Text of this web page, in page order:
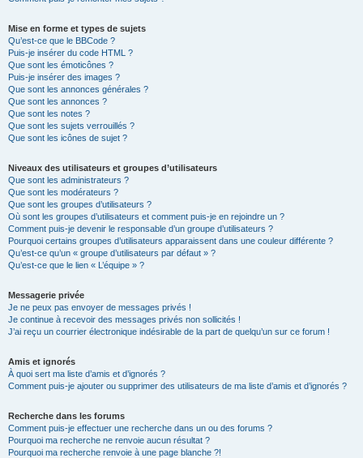
Mise en forme et types de sujets
Qu’est-ce que le BBCode ?
Puis-je insérer du code HTML ?
Que sont les émoticônes ?
Puis-je insérer des images ?
Que sont les annonces générales ?
Que sont les annonces ?
Que sont les notes ?
Que sont les sujets verrouillés ?
Que sont les icônes de sujet ?
Niveaux des utilisateurs et groupes d’utilisateurs
Que sont les administrateurs ?
Que sont les modérateurs ?
Que sont les groupes d’utilisateurs ?
Où sont les groupes d’utilisateurs et comment puis-je en rejoindre un ?
Comment puis-je devenir le responsable d’un groupe d’utilisateurs ?
Pourquoi certains groupes d’utilisateurs apparaissent dans une couleur différente ?
Qu’est-ce qu’un « groupe d’utilisateurs par défaut » ?
Qu’est-ce que le lien « L’équipe » ?
Messagerie privée
Je ne peux pas envoyer de messages privés !
Je continue à recevoir des messages privés non sollicités !
J’ai reçu un courrier électronique indésirable de la part de quelqu’un sur ce forum !
Amis et ignorés
À quoi sert ma liste d’amis et d’ignorés ?
Comment puis-je ajouter ou supprimer des utilisateurs de ma liste d’amis et d’ignorés ?
Recherche dans les forums
Comment puis-je effectuer une recherche dans un ou des forums ?
Pourquoi ma recherche ne renvoie aucun résultat ?
Pourquoi ma recherche renvoie à une page blanche ?!